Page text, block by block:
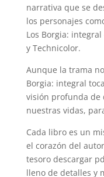
narrativa que se
los personajes
Los Borgia:
y Technicolor.
Aunque la trama
Borgia: integral
visión profunda de
nuestras vidas,
Cada libro es un
el corazón del
tesoro descargar
lleno de detalles y